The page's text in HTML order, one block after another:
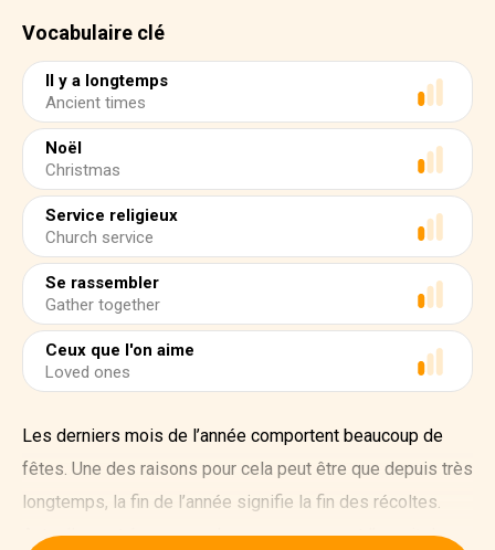
Vocabulaire clé
Il y a longtemps
Ancient times
Noël
Christmas
Service religieux
Church service
Se rassembler
Gather together
Ceux que l'on aime
Loved ones
Les derniers mois de l’année comportent beaucoup de
fêtes. Une des raisons pour cela peut être que depuis très
longtemps, la fin de l’année signifie la fin des récoltes.
Actuellement, beaucoup de pays conservent l’esprit des